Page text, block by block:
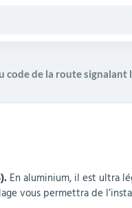
code de la route
En aluminium, il est ultra
vous permettra de